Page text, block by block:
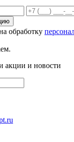
обработку
акции и новости